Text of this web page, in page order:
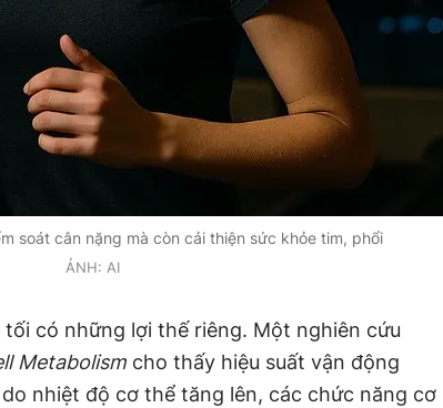
soát cân nặng mà còn cải thiện sức khỏe tim, phổi
ẢNH: AI
có những lợi thế riêng. Một nghiên cứu
Metabolism cho thấy hiệu suất vận động
nhiệt độ cơ thể tăng lên, các chức năng cơ